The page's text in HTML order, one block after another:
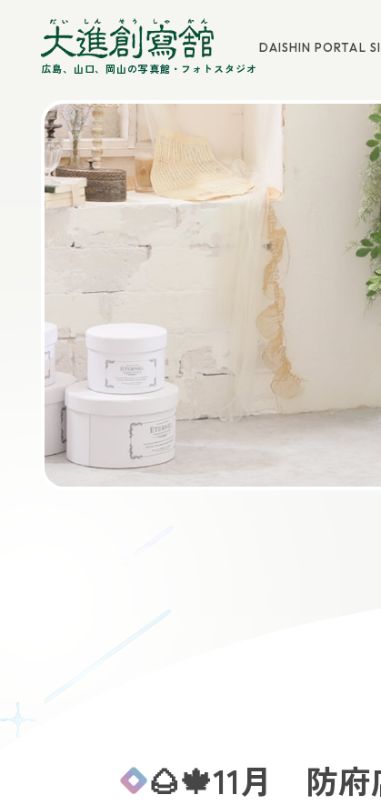
広島、山口、岡山の写真館・フォトスタジオ
DAISHIN PORTAL
🌰🍁11月 防